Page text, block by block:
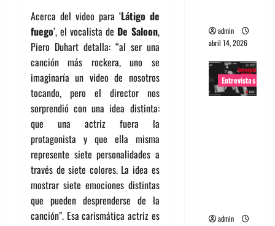
Acerca del video para ‘Látigo de
fuego’, el vocalista de De Saloon,
Piero Duhart detalla: “al ser una
canción más rockera, uno se
imaginaría un video de nosotros
tocando, pero el director nos
sorprendió con una idea distinta:
que una actriz fuera la
protagonista y que ella misma
represente siete personalidades a
través de siete colores. La idea es
mostrar siete emociones distintas
que pueden desprenderse de la
canción”. Esa carismática actriz es
admin
abril 14, 2026
Entrevistas
admin